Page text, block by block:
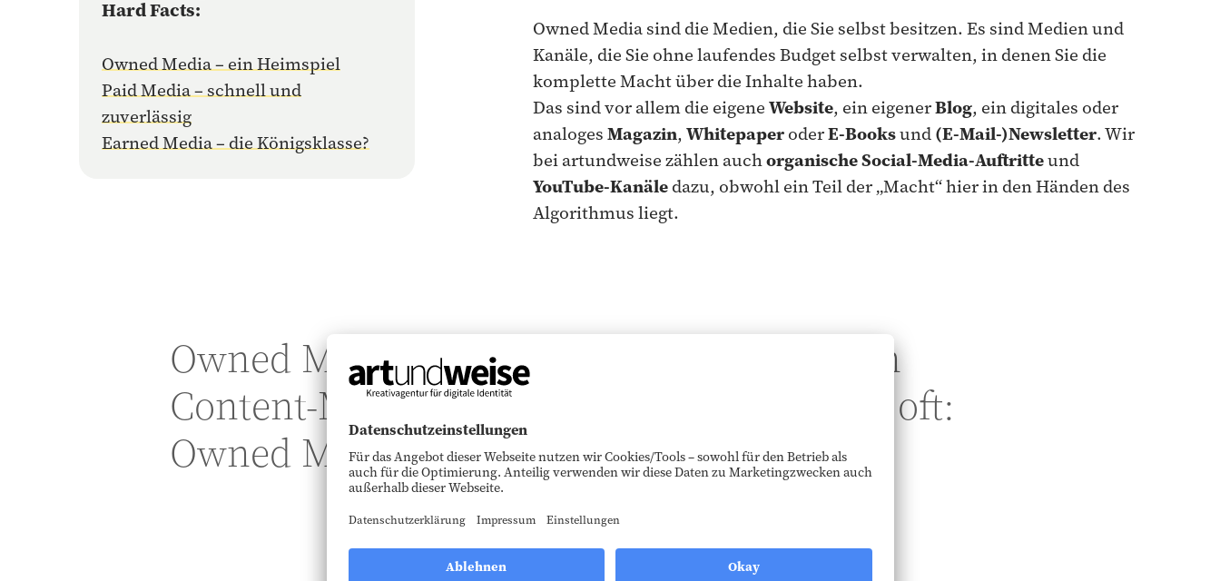
Hard Facts:
Owned Media – ein Heimspiel
Paid Media – schnell und
zuverlässig
Earned Media – die Königsklasse?
Owned Media sind die Medien, die Sie selbst besitzen. Es sind Medien und
Kanäle, die Sie ohne laufendes Budget selbst verwalten, in denen Sie die
komplette Macht über die Inhalte haben.
Das sind vor allem die eigeneWebsite, ein eigenerBlog, ein digitales oder
analogesMagazin, WhitepaperoderE-Booksund(E-Mail-)Newsletter. Wir
bei artundweise zählen auchorganische Social-Media-Auftritteund
YouTube-Kanäledazu, obwohl ein Teil der „Macht“ hier in den Händen des
Algorithmus liegt.
Owned Media ist das Zentrum der meisten
Content-Marketing-Strategien. Das Ziel ist oft:
Owned Media stärken und ausbauen.